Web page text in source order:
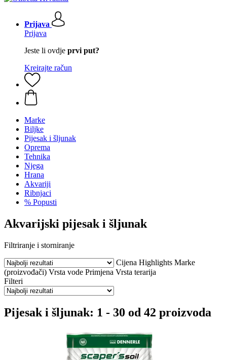
Prijava
Prijava
Jeste li ovdje prvi put?
Kreirajte račun
Marke
Biljke
Pijesak i šljunak
Oprema
Tehnika
Njega
Hrana
Akvariji
Ribnjaci
% Popusti
Akvarijski pijesak i šljunak
Filtriranje i storniranje
Cijena Highlights Marke
(proizvođači) Vrsta vode Primjena Vrsta terarija
Filteri
Pijesak i šljunak: 1 - 30 od 42 proizvoda